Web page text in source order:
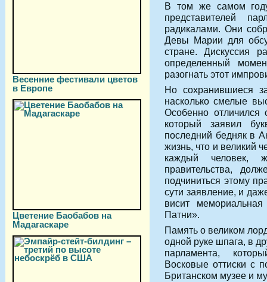
Весенние фестивали цветов
в Европе
Цветение Баобабов на
Мадагаскаре
В том же самом
представителей
радикалами. Они
Девы Марии для
стране. Дискуссия
определенный
разогнать этот
Но сохранившиеся
насколько смелые
Особенно отличился
который заявил
последний бедняк в
жизнь, что и великий
каждый человек,
правительства,
подчиниться этому
сути заявление, и
висит
Патни».
Память о великом
одной руке шпага, в
парламента,
Восковые оттиски с
Британском музее и